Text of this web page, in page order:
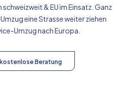
& EU im Einsatz. Ganz
eine Strasse weiter ziehen
Umzug nachEuropa
kostenlose Beratung